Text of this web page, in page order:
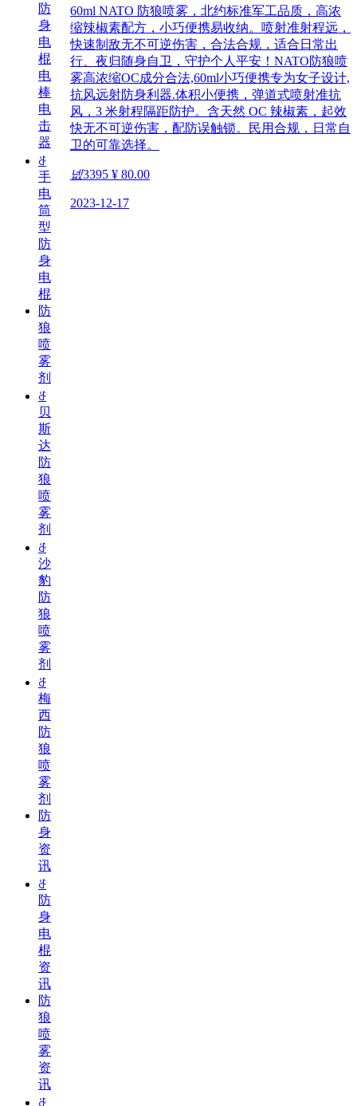
60ml NATO 防狼喷雾，北约标准军工品质，高浓
缩辣椒素配方，小巧便携易收纳。喷射准射程远，
快速制敌无不可逆伤害，合法合规，适合日常出
行、夜归随身自卫，守护个人平安！NATO防狼喷
雾高浓缩OC成分合法,60ml小巧便携专为女子设计,
抗风远射防身利器.体积小便携，弹道式喷射准抗
风，3 米射程隔距防护。含天然 OC 辣椒素，起效
快无不可逆伤害，配防误触锁。民用合规，日常自
卫的可靠选择。
넶3395 ¥ 80.00
2023-12-17
防
身
电
棍
电
棒
电
击
器
ꁕ
手
电
筒
型
防
身
电
棍
防
狼
喷
雾
剂
ꁕ
贝
斯
达
防
狼
喷
雾
剂
ꁕ
沙
豹
防
狼
喷
雾
剂
ꁕ
梅
西
防
狼
喷
雾
剂
防
身
资
讯
ꁕ
防
身
电
棍
资
讯
防
狼
喷
雾
资
讯
ꁕ